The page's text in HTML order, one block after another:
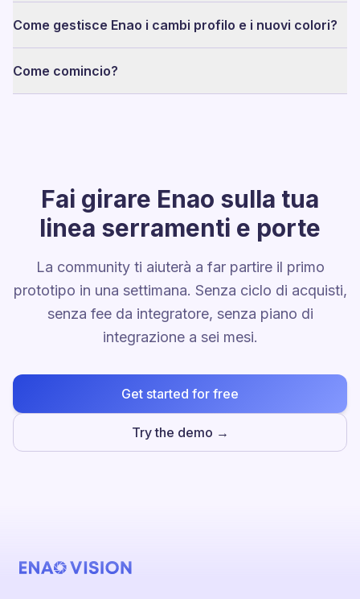
Come gestisce Enao i cambi profilo e i nuovi colori?
Come comincio?
Fai girare Enao sulla tua
linea serramenti e porte
La community ti aiuterà a far partire il primo
prototipo in una settimana. Senza ciclo di acquisti,
senza fee da integratore, senza piano di
integrazione a sei mesi.
Get started for free
Try the demo →